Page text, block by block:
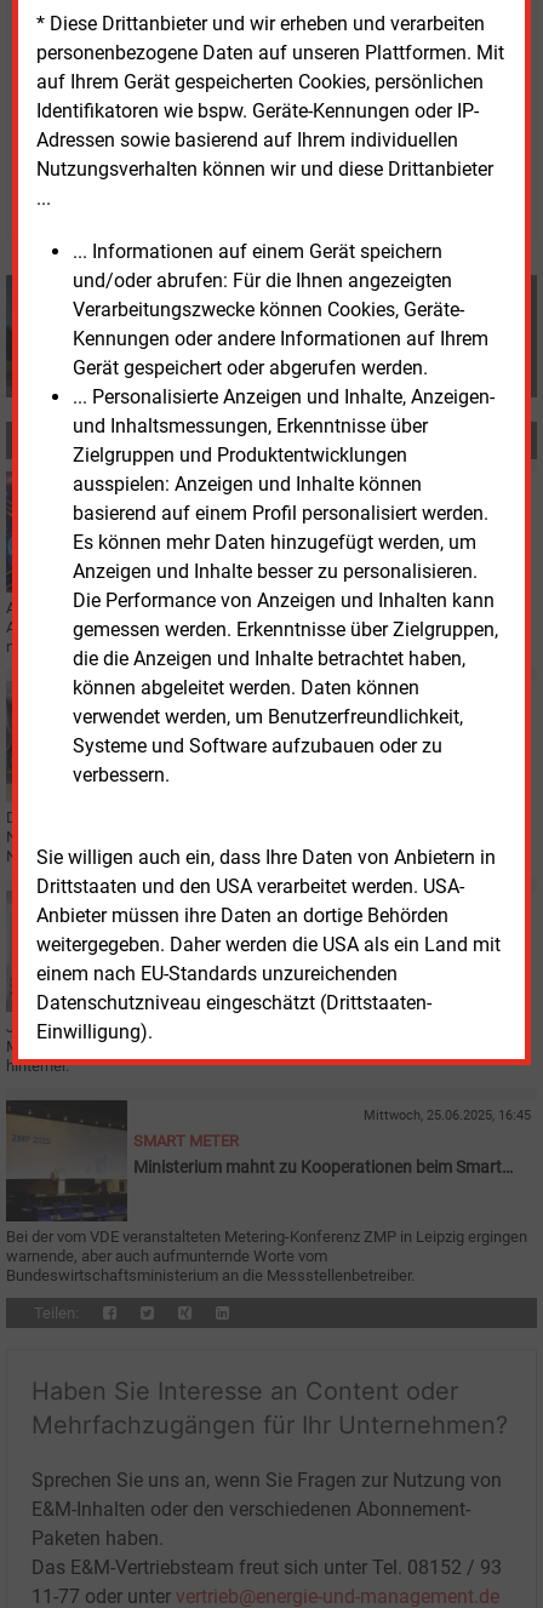
* Diese Drittanbieter und wir erheben und verarbeiten
personenbezogene Daten auf unseren Plattformen. Mit
auf Ihrem Gerät gespeicherten Cookies, persönlichen
Identifikatoren wie bspw. Geräte-Kennungen oder IP-
Adressen sowie basierend auf Ihrem individuellen
Nutzungsverhalten können wir und diese Drittanbieter
...
... Informationen auf einem Gerät speichern
und/oder abrufen: Für die Ihnen angezeigten
Verarbeitungszwecke können Cookies, Geräte-
Kennungen oder andere Informationen auf Ihrem
Gerät gespeichert oder abgerufen werden.
... Personalisierte Anzeigen und Inhalte, Anzeigen-
und Inhaltsmessungen, Erkenntnisse über
Zielgruppen und Produktentwicklungen
ausspielen: Anzeigen und Inhalte können
basierend auf einem Profil personalisiert werden.
Es können mehr Daten hinzugefügt werden, um
Anzeigen und Inhalte besser zu personalisieren.
Die Performance von Anzeigen und Inhalten kann
gemessen werden. Erkenntnisse über Zielgruppen,
die die Anzeigen und Inhalte betrachtet haben,
können abgeleitet werden. Daten können
verwendet werden, um Benutzerfreundlichkeit,
Systeme und Software aufzubauen oder zu
verbessern.
Sie willigen auch ein, dass Ihre Daten von Anbietern in
Drittstaaten und den USA verarbeitet werden. USA-
Anbieter müssen ihre Daten an dortige Behörden
weitergegeben. Daher werden die USA als ein Land mit
einem nach EU-Standards unzureichenden
Datenschutzniveau eingeschätzt (Drittstaaten-
Einwilligung).
Kooperationspartnern offen.
Freitag, 23.05.2025, 15:44 Uhr
Fritz Wilhelm und Georg Eble
+49 (0) 8152 9311 0
info@energie-und-management.de
MEHR ZUM THEMA
Montag, 11.08.2025, 12:12
IT
BSI-Zertifizierung für Gateway-
Administrationssoftware von Arvato Systems
Arvato Systems hat die BSI-Zertifizierung für seine neue Gateway-
Administrationssoftware in der Public Cloud abgeschlossen und ermöglicht
nun den SaaS-Betrieb nach TR-03109.
Montag, 28.07.2025, 12:57
STROMNETZ
Netzbetreiber beschaffen gemeinsames Leitsystem
Drei Netzbetreiber aus der Thüga-Gruppe beschaffen gemeinsam ein
Netzleitsystem von PSI und planen langfristig eine gemeinsame
Netzführung.
Dienstag, 8.07.2025, 15:05
Vor allem kleine Messstellenbetreiber bremsen
Rollout
Jüngste Zahlen der Bundesnetzagentur zeigen, die kleinen
Messstellenbetreiber hinken beim Einbau der Smart Meter erheblich
hinterher.
Mittwoch, 25.06.2025, 16:45
SMART METER
Ministerium mahnt zu Kooperationen beim Smart
Bei der vom VDE veranstalteten Metering-Konferenz ZMP in Leipzig ergingen
warnende, aber auch aufmunternde Worte vom
Bundeswirtschaftsministerium an die Messstellenbetreiber.
Teilen:
Haben Sie Interesse an Content oder
Mehrfachzugängen für Ihr Unternehmen?
Sprechen Sie uns an, wenn Sie Fragen zur Nutzung von
E&M-Inhalten oder den verschiedenen Abonnement-
Paketen haben.
Das E&M-Vertriebsteam freut sich unter Tel. 08152 / 93
11-77 oder unter vertrieb@energie-und-management.de